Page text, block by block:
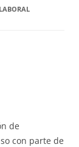
de
con parte de